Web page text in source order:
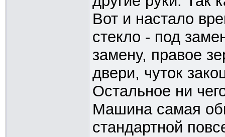
Вот и настало
стекло - под
замену, правое
двери, чуток
Остальное ни
Машина самая
стандартной